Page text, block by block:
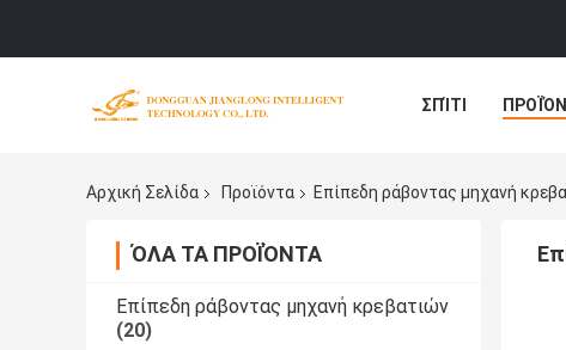
ΣΠΊΤΙ
Αρχική Σελίδα
Προϊόντα Επίπεδη ράβοντας μηχανή
ΌΛΑ ΤΑ ΠΡΟΪΌΝΤΑ
Επίπεδη ράβοντας μηχανή κρεβατιών
(20)